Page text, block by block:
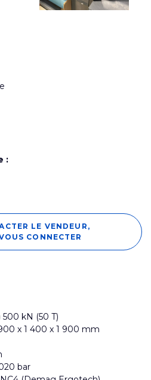
:
LE VENDEUR,
CONNECTER
kN (50 T)
x 1 400 x 1 900 mm
bar